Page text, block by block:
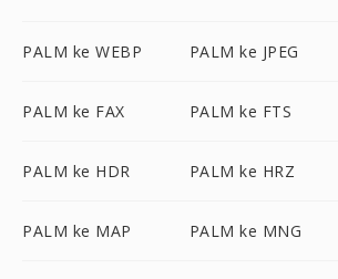
PALM ke WEBP PALM ke JPEG
PALM ke FAX PALM ke FTS
PALM ke HDR PALM ke HRZ
PALM ke MAP PALM ke MNG